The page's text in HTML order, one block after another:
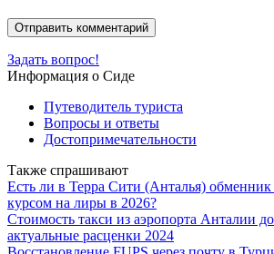
Задать вопрос!
Информация о Сиде
Путеводитель туриста
Вопросы и ответы
Достопримечательности
Также спрашивают
Есть ли в Терра Сити (Анталья)
курсом на лиры в 2026?
Стоимость такси из аэропорта Анталии
актуальные расценки 2024